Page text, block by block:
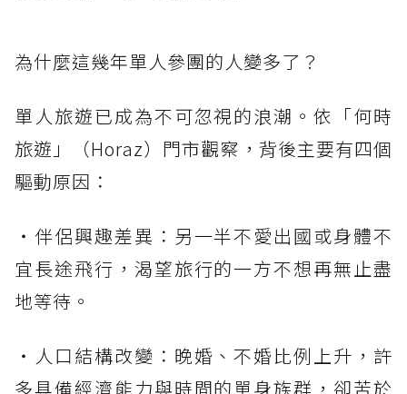
為什麼這幾年單人參團的人變多了？
單人旅遊已成為不可忽視的浪潮。依「何時
旅遊」（Horaz）門市觀察，背後主要有四個
驅動原因：
・伴侶興趣差異：另一半不愛出國或身體不
宜長途飛行，渴望旅行的一方不想再無止盡
地等待。
・人口結構改變：晚婚、不婚比例上升，許
多具備經濟能力與時間的單身族群，卻苦於